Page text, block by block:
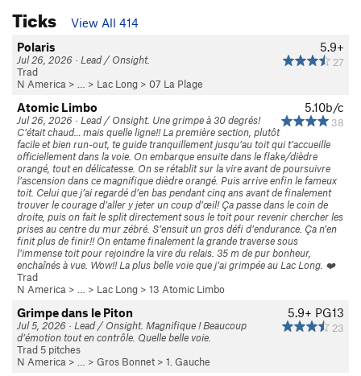
Ticks
View All 414
5.9+
27
Polaris
Jul 26, 2026 · Lead / Onsight.
Trad
N America > … > Lac Long > 07 La Plage
5.10b/c
38
Atomic Limbo
Jul 26, 2026 · Lead / Onsight. Une grimpe à 30 degrés!
C’était chaud… mais quelle ligne!! La première section, plutôt
facile et bien run-out, te guide tranquillement jusqu’au toit qui t’accueille
officiellement dans la voie. On embarque ensuite dans le flake/dièdre
orangé, tout en délicatesse. On se rétablit sur la vire avant de poursuivre
l’ascension dans ce magnifique dièdre orangé. Puis arrive enfin le fameux
toit. Celui que j’ai regardé d’en bas pendant cinq ans avant de finalement
trouver le courage d’aller y jeter un coup d’œil! Ça passe dans le coin de
droite, puis on fait le split directement sous le toit pour revenir chercher les
prises au centre du mur zébré. S’ensuit un gros défi d’endurance. Ça n’en
finit plus de finir!! On entame finalement la grande traverse sous
l’immense toit pour rejoindre la vire du relais. 35 m de pur bonheur,
enchaînés à vue. Wow!! La plus belle voie que j’ai grimpée au Lac Long. ❤️
Trad
N America > … > Lac Long > 13 Atomic Limbo
5.9+ PG13
23
Grimpe dans le Piton
Jul 5, 2026 · Lead / Onsight. Magnifique ! Beaucoup
d’émotion tout en contrôle. Quelle belle voie.
Trad 5 pitches
N America > … > Gros Bonnet > 1. Gauche